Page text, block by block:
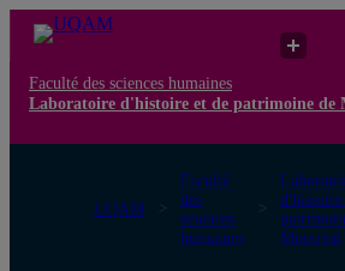
Faculté des sciences humaines
Laboratoire d'histoire et de patrimoine de
UQAM
Faculté
des
sciences
humaines
d'histoire
Montréal